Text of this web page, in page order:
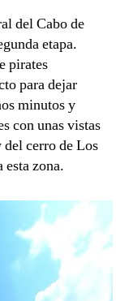
del Cabo de
etapa.
pirates
para dejar
minutos y
con unas vistas
cerro de Los
esta zona.